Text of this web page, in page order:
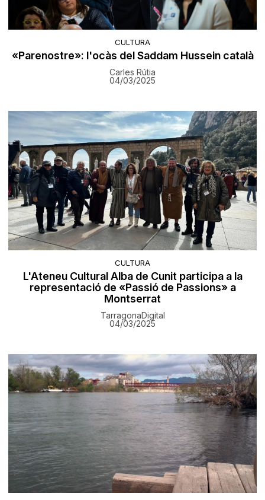
CULTURA
«Parenostre»: l'ocàs del Saddam Hussein català
Carles Rútia
04/03/2025
CULTURA
L'Ateneu Cultural Alba de Cunit participa a la
representació de «Passió de Passions» a
Montserrat
TarragonaDigital
04/03/2025